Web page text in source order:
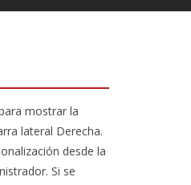
mostrar la
lateral Derecha.
desde la
Si se